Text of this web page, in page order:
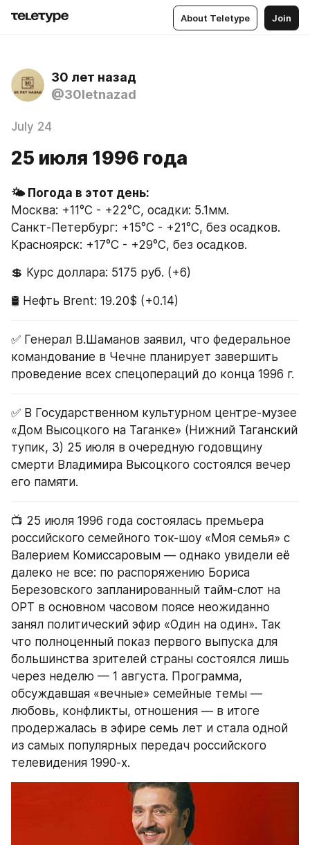
About Teletype Join
30 лет назад
@30letnazad
July 24
25 июля 1996 года
🌤 Погода в этот день:
Москва: +11°C - +22°C, осадки: 5.1мм.
Санкт-Петербург: +15°C - +21°C, без осадков.
Красноярск: +17°C - +29°C, без осадков.
💲 Курс доллара: 5175 руб. (+6)
🛢 Нефть Brent: 19.20$ (+0.14)
✅ Генерал В.Шаманов заявил, что федеральное
командование в Чечне планирует завершить
проведение всех спецопераций до конца 1996 г.
✅ В Государственном культурном центре-музее
«Дом Высоцкого на Таганке» (Нижний Таганский
тупик, 3) 25 июля в очередную годовщину
смерти Владимира Высоцкого состоялся вечер
его памяти.
📺 25 июля 1996 года состоялась премьера
российского семейного ток-шоу «Моя семья» с
Валерием Комиссаровым — однако увидели её
далеко не все: по распоряжению Бориса
Березовского запланированный тайм-слот на
ОРТ в основном часовом поясе неожиданно
занял политический эфир «Один на один». Так
что полноценный показ первого выпуска для
большинства зрителей страны состоялся лишь
через неделю — 1 августа. Программа,
обсуждавшая «вечные» семейные темы —
любовь, конфликты, отношения — в итоге
продержалась в эфире семь лет и стала одной
из самых популярных передач российского
телевидения 1990-х.